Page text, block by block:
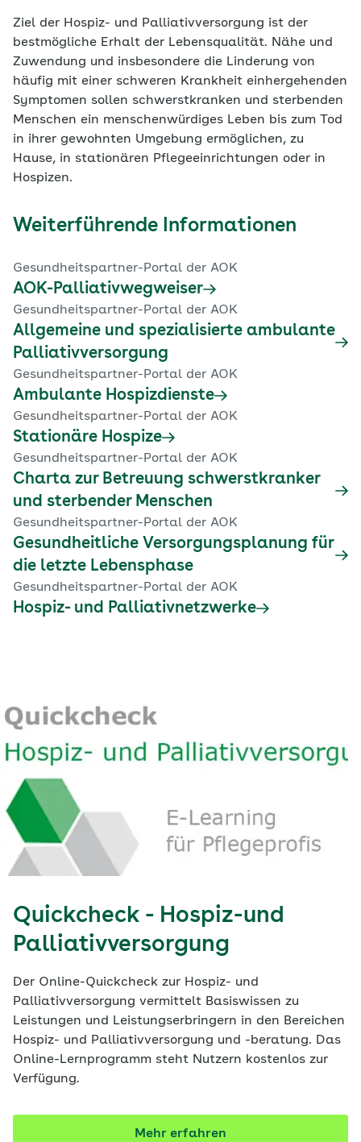
Ziel der Hospiz- und Palliativversorgung ist der
bestmögliche Erhalt der Lebensqualität. Nähe und
Zuwendung und insbesondere die Linderung von
häufig mit einer schweren Krankheit einhergehenden
Symptomen sollen schwerstkranken und sterbenden
Menschen ein menschenwürdiges Leben bis zum Tod
in ihrer gewohnten Umgebung ermöglichen, zu
Hause, in stationären Pflegeeinrichtungen oder in
Hospizen.
Weiterführende Informationen
Gesundheitspartner-Portal der AOK
AOK-Palliativwegweiser
Gesundheitspartner-Portal der AOK
Allgemeine und spezialisierte ambulante
Palliativversorgung
Gesundheitspartner-Portal der AOK
Ambulante Hospizdienste
Gesundheitspartner-Portal der AOK
Stationäre Hospize​
Gesundheitspartner-Portal der AOK
Charta zur Betreuung schwerstkranker
und sterbender Menschen
Gesundheitspartner-Portal der AOK
Gesundheitliche Versorgungsplanung für
die letzte Lebensphase
Gesundheitspartner-Portal der AOK
Hospiz- und Palliativnetzwerke
Quickcheck - Hospiz-und
Palliativversorgung
Der Online-Quickcheck zur Hospiz- und
Palliativversorgung vermittelt Basiswissen zu
Leistungen und Leistungserbringern in den Bereichen
Hospiz- und Palliativversorgung und -beratung. Das
Online-Lernprogramm steht Nutzern kostenlos zur
Verfügung.
Mehr erfahren